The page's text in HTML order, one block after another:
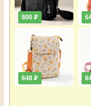
800 ₽
648 ₽